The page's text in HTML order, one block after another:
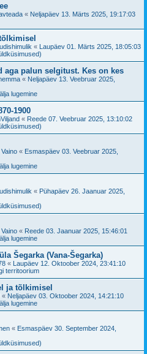
« Neljapäev 13. Märts 2025, 19:17:03
« Laupäev 01. Märts 2025, 18:05:03
aga palun selgitust. Kes on kes
« Neljapäev 13. Veebruar 2025,
lugemine
1900
« Reede 07. Veebruar 2025, 13:10:02
« Esmaspäev 03. Veebruar 2025,
lugemine
« Pühapäev 26. Jaanuar 2025,
« Reede 03. Jaanuar 2025, 15:46:01
lugemine
Šegarka (Vana-Šegarka)
« Laupäev 12. Oktoober 2024, 23:41:10
territoorium
ja tõlkimisel
« Neljapäev 03. Oktoober 2024, 14:21:10
lugemine
« Esmaspäev 30. September 2024,